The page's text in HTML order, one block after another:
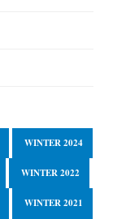
WINTER 2024
WINTER 2022
WINTER 2021